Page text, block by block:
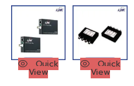
Quick
View
Quick
View